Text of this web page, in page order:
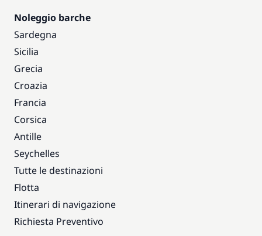
Noleggio barche
Sardegna
Sicilia
Grecia
Croazia
Francia
Corsica
Antille
Seychelles
Tutte le destinazioni
Flotta
Itinerari di navigazione
Richiesta Preventivo